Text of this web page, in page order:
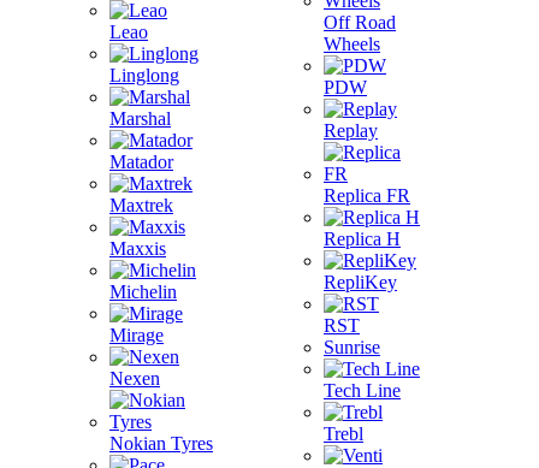
Leao
Linglong
Marshal
Matador
Maxtrek
Maxxis
Michelin
Mirage
Nexen
Nokian Tyres
Off Road
Wheels
PDW
Replay
Replica FR
Replica H
RepliKey
RST
Sunrise
Tech Line
Trebl